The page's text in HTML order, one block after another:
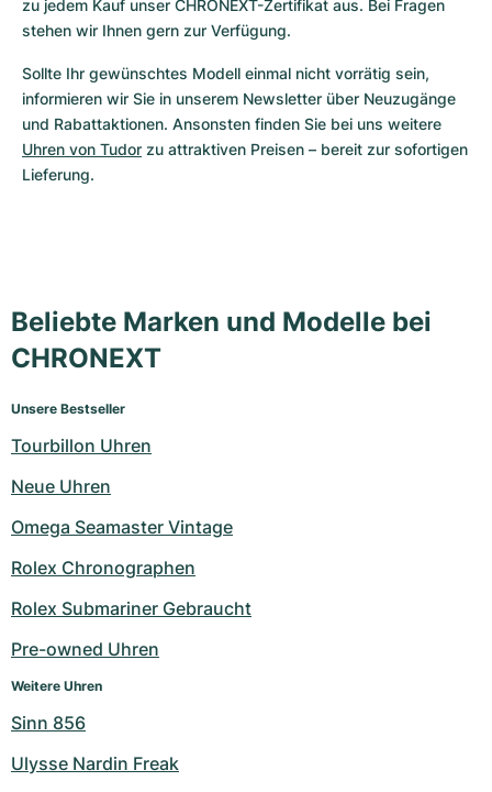
zu jedem Kauf unser CHRONEXT-Zertifikat aus. Bei Fragen
stehen wir Ihnen gern zur Verfügung.
Sollte Ihr gewünschtes Modell einmal nicht vorrätig sein,
informieren wir Sie in unserem Newsletter über Neuzugänge
Uhren von Tudor zu attraktiven Preisen – bereit zur sofortigen
Lieferung.
Beliebte Marken und Modelle bei
CHRONEXT
Unsere Bestseller
Tourbillon Uhren
Neue Uhren
Omega Seamaster Vintage
Rolex Chronographen
Rolex Submariner Gebraucht
Pre-owned Uhren
Weitere Uhren
Sinn 856
Ulysse Nardin Freak